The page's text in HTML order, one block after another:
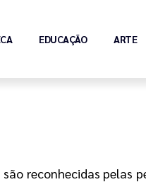
EDUCAÇÃO ARTE
reconhecidas pelas